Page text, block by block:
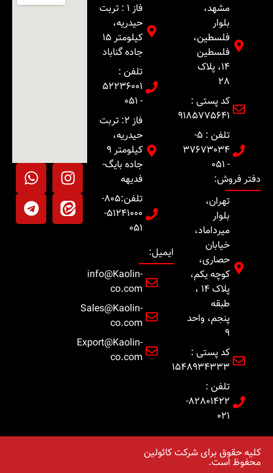
مشهد،
بلوار
فلسطین،
فلسطین
14، پلاک
28
کد پستی :
9185775641
تلفن : 5-
37673034
- 051
دفتر فروش:
تهران،
بلوار
میرداماد،
خیابان
حصاری،
کوچه یکم،
پلاک 14 ،
طبقه
پنجم، واحد
9
کد پستی :
1548934333
تلفن :
82801422-
021
فاز 1 : تربت
حیدریه،
کیلومتر 15
جاده گناباد
تلفن :
52236001
- 051
فاز 2: تربت
حیدریه،
کیلومتر 9
جاده بایگ-
فدیهه
تلفن:805-
51241000-
051
ایمیل:
info@Kaolin-
co.com
Sales@Kaolin-
co.com
Export@Kaolin-
co.com
کلیه حقوق برای شرکت کائولین
محفوظ است.